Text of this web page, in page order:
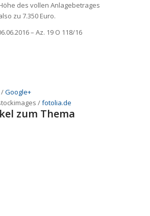
des vollen Anlagebetrages
zu 7.350 Euro.
– Az. 19 O 118/16
/Google+
/fotolia.de
zum Thema